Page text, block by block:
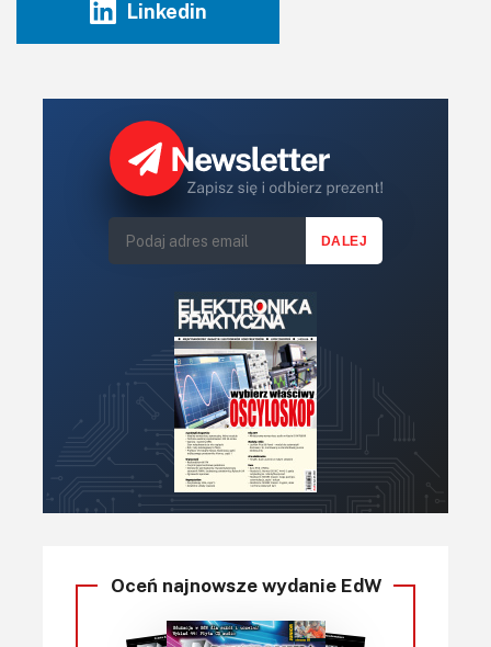
Linkedin
Oceń najnowsze wydanie EdW